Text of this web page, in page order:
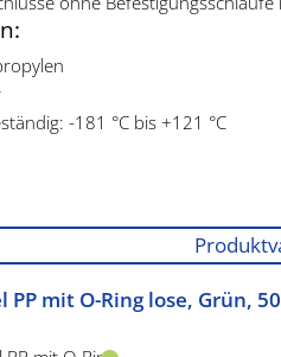
-181 °C bis +121 °C
PP mit O-Ring lose, Grün,